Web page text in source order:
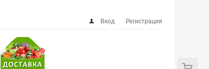
Вход Регистрация